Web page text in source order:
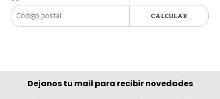
CALCULAR
Dejanos tu mail para recibir novedades